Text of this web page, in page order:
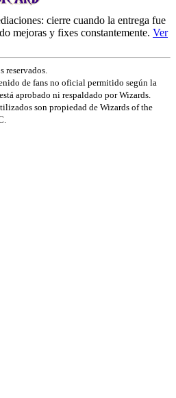
cierre cuando la entrega fue
mejoras y fixes constantemente. Ver
reservados.
de fans no oficial permitido según la
aprobado ni respaldado por Wizards.
son propiedad de Wizards of the